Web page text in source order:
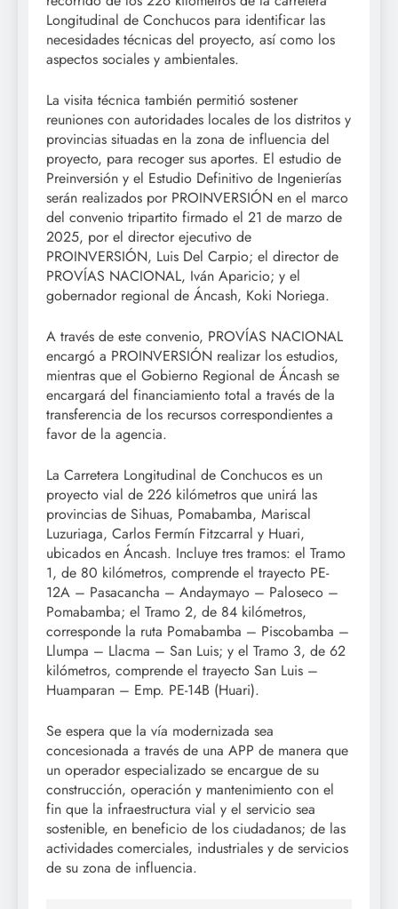
Longitudinal de Conchucos para identificar las
necesidades técnicas del proyecto, así como los
aspectos sociales y ambientales.
La visita técnica también permitió sostener
reuniones con autoridades locales de los distritos y
provincias situadas en la zona de influencia del
proyecto, para recoger sus aportes. El estudio de
Preinversión y el Estudio Definitivo de Ingenierías
serán realizados por PROINVERSIÓN en el marco
del convenio tripartito firmado el 21 de marzo de
2025, por el director ejecutivo de
PROINVERSIÓN, Luis Del Carpio; el director de
PROVÍAS NACIONAL, Iván Aparicio; y el
gobernador regional de Áncash, Koki Noriega.
A través de este convenio, PROVÍAS NACIONAL
encargó a PROINVERSIÓN realizar los estudios,
mientras que el Gobierno Regional de Áncash se
encargará del financiamiento total a través de la
transferencia de los recursos correspondientes a
favor de la agencia.
La Carretera Longitudinal de Conchucos es un
proyecto vial de 226 kilómetros que unirá las
provincias de Sihuas, Pomabamba, Mariscal
Luzuriaga, Carlos Fermín Fitzcarral y Huari,
ubicados en Áncash. Incluye tres tramos: el Tramo
1, de 80 kilómetros, comprende el trayecto PE-
12A – Pasacancha – Andaymayo – Paloseco –
Pomabamba; el Tramo 2, de 84 kilómetros,
corresponde la ruta Pomabamba – Piscobamba –
Llumpa – Llacma – San Luis; y el Tramo 3, de 62
kilómetros, comprende el trayecto San Luis –
Huamparan – Emp. PE-14B (Huari).
Se espera que la vía modernizada sea
concesionada a través de una APP de manera que
un operador especializado se encargue de su
construcción, operación y mantenimiento con el
fin que la infraestructura vial y el servicio sea
sostenible, en beneficio de los ciudadanos; de las
actividades comerciales, industriales y de servicios
de su zona de influencia.